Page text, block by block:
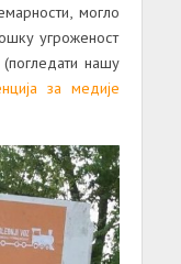
могло
угроженост
нашу
за медије